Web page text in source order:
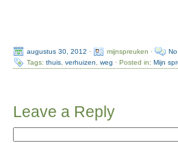
augustus 30, 2012 · mijnspreuken ·
Tags:thuis ,verhuizen ,weg · Posted in:Mijn
Leave a Reply